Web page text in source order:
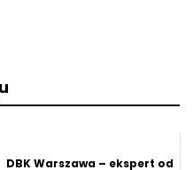
DBK Warszawa – ekspert od